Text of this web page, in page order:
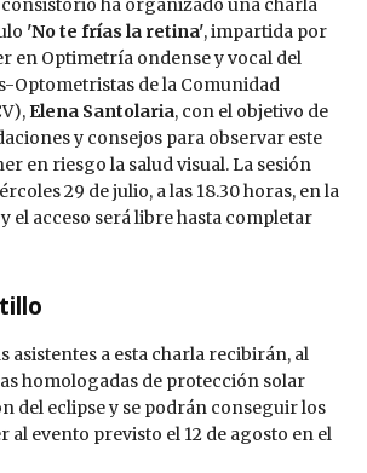
consistorio ha organizado una charla
'No te frías la retina', impartida por
en Optimetría ondense y vocal del
Optometristas de la Comunidad
Elena Santolaria, con el objetivo de
y consejos para observar este
en riesgo la salud visual. La sesión
29 de julio, a las 18.30 horas, en la
el acceso será libre hasta completar
asistentes a esta charla recibirán, al
homologadas de protección solar
del eclipse y se podrán conseguir los
al evento previsto el 12 de agosto en el